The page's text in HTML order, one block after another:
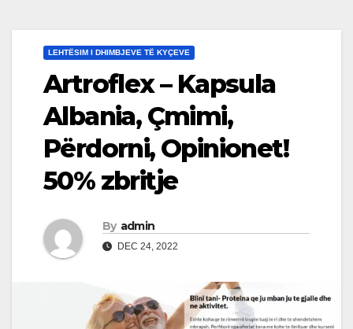
LEHTËSIM I DHIMBJEVE TË KYÇEVE
Artroflex – Kapsula
Albania, Çmimi,
Përdorni, Opinionet!
50% zbritje
By admin
DEC 24, 2022